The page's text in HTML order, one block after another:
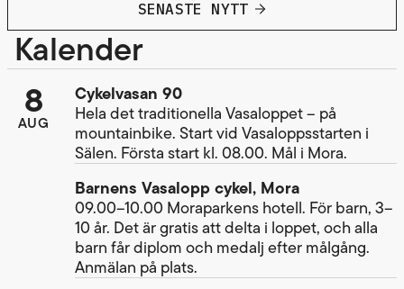
SENASTE NYTT
Kalender
8
AUG
Cykelvasan 90
Hela det traditionella Vasaloppet – på
mountainbike. Start vid Vasaloppsstarten i
Sälen. Första start kl. 08.00. Mål i Mora.
Barnens Vasalopp cykel, Mora
09.00–10.00 Moraparkens hotell. För barn, 3–
10 år. Det är gratis att delta i loppet, och alla
barn får diplom och medalj efter målgång.
Anmälan på plats.